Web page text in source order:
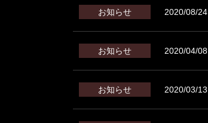
お知らせ 2020/08/24
お知らせ 2020/04/08
お知らせ 2020/03/13